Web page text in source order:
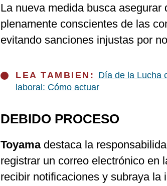
La nueva medida busca asegurar
plenamente conscientes de las
evitando sanciones injustas por
LEA TAMBIEN: Día de la Lucha
laboral: Cómo actuar
DEBIDO PROCESO
Toyamadestaca la
registrar un correo electrónico en
recibir notificaciones y subraya la